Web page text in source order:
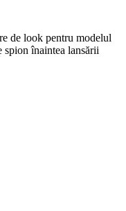
de look pentru modelul
spion înaintea lansării